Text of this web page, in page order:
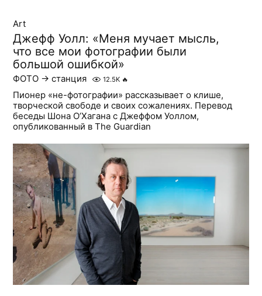
Art
Джефф Уолл: «Меня мучает мысль,
что все мои фотографии были
большой ошибкой»
ФОТО → станция 12.5K 🔥
Пионер «не-фотографии» рассказывает о клише,
творческой свободе и своих сожалениях. Перевод
беседы Шона О’Хагана с Джеффом Уоллом,
опубликованный в The Guardian